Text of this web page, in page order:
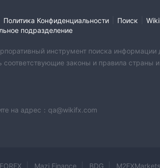
Политика Конфиденциальности Поиск
подразделение
инструмент поиска информации
законы и правила страны
на адрес：qa@wikifx.com
Mazi Finance BDG M2FXMarkets